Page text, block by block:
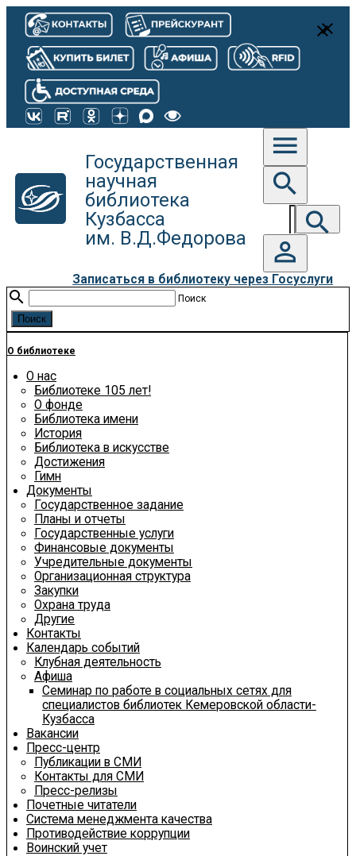
Государственная
научная
библиотека
Кузбасса
им. В.Д.Федорова
menu
search
search
person_outline
Записаться в библиотеку через Госуслуги
close
search Поиск
О библиотеке
О нас
Библиотеке 105 лет!
О фонде
Библиотека имени
История
Библиотека в искусстве
Достижения
Гимн
Документы
Государственное задание
Планы и отчеты
Государственные услуги
Финансовые документы
Учредительные документы
Организационная структура
Закупки
Охрана труда
Другие
Контакты
Календарь событий
Клубная деятельность
Афиша
Семинар по работе в социальных сетях для
специалистов библиотек Кемеровской области-
Кузбасса
Вакансии
Пресс-центр
Публикации в СМИ
Контакты для СМИ
Пресс-релизы
Почетные читатели
Система менеджмента качества
Противодействие коррупции
Воинский учет
close